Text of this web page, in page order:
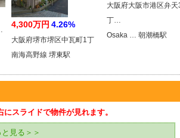
4,300万円 4.26%
大阪府堺市堺区中瓦町1丁
南海高野線 堺東駅
大阪府大阪市港区弁天
丁…
Osaka … 朝潮橋駅
スライドで物件が見れます。
見る＞＞